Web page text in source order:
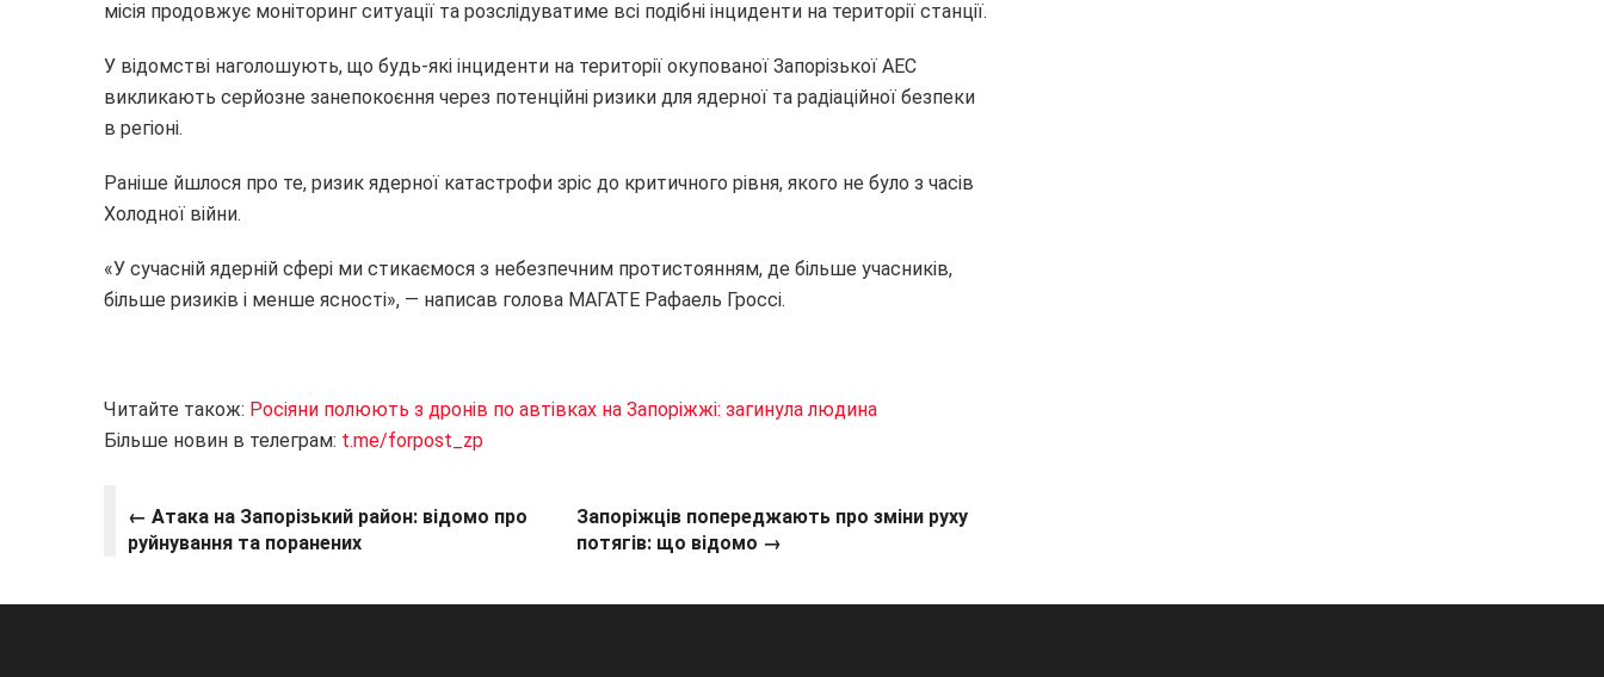
місія продовжує моніторинг ситуації та розслідуватиме всі подібні інциденти на території станції.
У відомстві наголошують, що будь-які інциденти на території окупованої Запорізької АЕС
викликають серйозне занепокоєння через потенційні ризики для ядерної та радіаційної безпеки
в регіоні.
Раніше йшлося про те, ризик ядерної катастрофи зріс до критичного рівня, якого не було з часів
Холодної війни.
«У сучасній ядерній сфері ми стикаємося з небезпечним протистоянням, де більше учасників,
більше ризиків і менше ясності», — написав голова МАГАТЕ Рафаель Гроссі.
Читайте також: Росіяни полюють з дронів по автівках на Запоріжжі: загинула людина
Більше новин в телеграм: t.me/forpost_zp
← Атака на Запорізький район: відомо про
руйнування та поранених
Запоріжців попереджають про зміни руху
потягів: що відомо →